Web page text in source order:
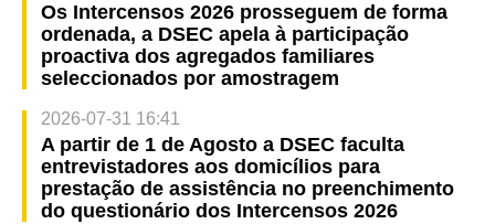
Os Intercensos 2026 prosseguem de forma
ordenada, a DSEC apela à participação
proactiva dos agregados familiares
seleccionados por amostragem
2026-07-31 16:41
A partir de 1 de Agosto a DSEC faculta
entrevistadores aos domicílios para
prestação de assistência no preenchimento
do questionário dos Intercensos 2026